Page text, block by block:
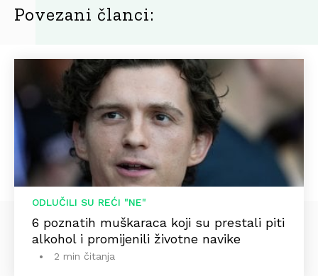
Povezani članci:
ODLUČILI SU REĆI "NE"
6 poznatih muškaraca koji su prestali piti
alkohol i promijenili životne navike
2 min čitanja